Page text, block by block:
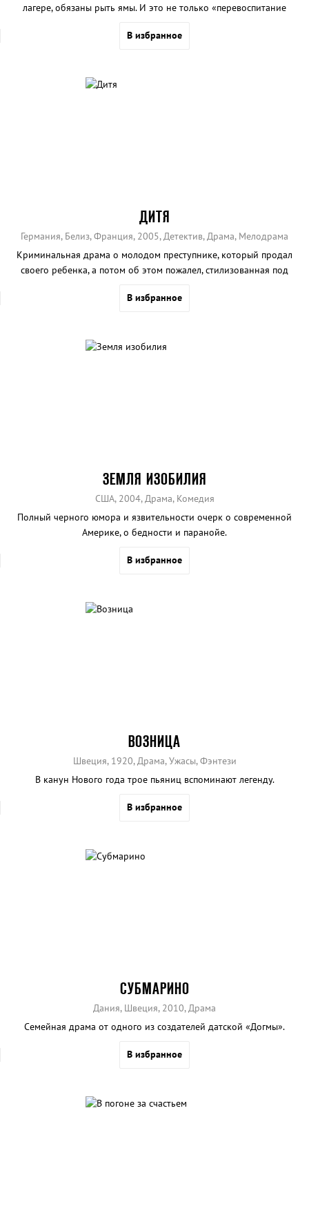
лагере, обязаны рыть ямы. И это не только «перевоспитание
В избранное
ДИТЯ
Германия, Белиз, Франция, 2005, Детектив, Драма, Мелодрама
Криминальная драма о молодом преступнике, который продал
своего ребенка, а потом об этом пожалел, стилизованная под
В избранное
ЗЕМЛЯ ИЗОБИЛИЯ
США, 2004, Драма, Комедия
Полный черного юмора и язвительности очерк о современной
Америке, о бедности и паранойе.
В избранное
ВОЗНИЦА
Швеция, 1920, Драма, Ужасы, Фэнтези
В канун Нового года трое пьяниц вспоминают легенду.
В избранное
СУБМАРИНО
Дания, Швеция, 2010, Драма
Семейная драма от одного из создателей датской «Догмы».
В избранное